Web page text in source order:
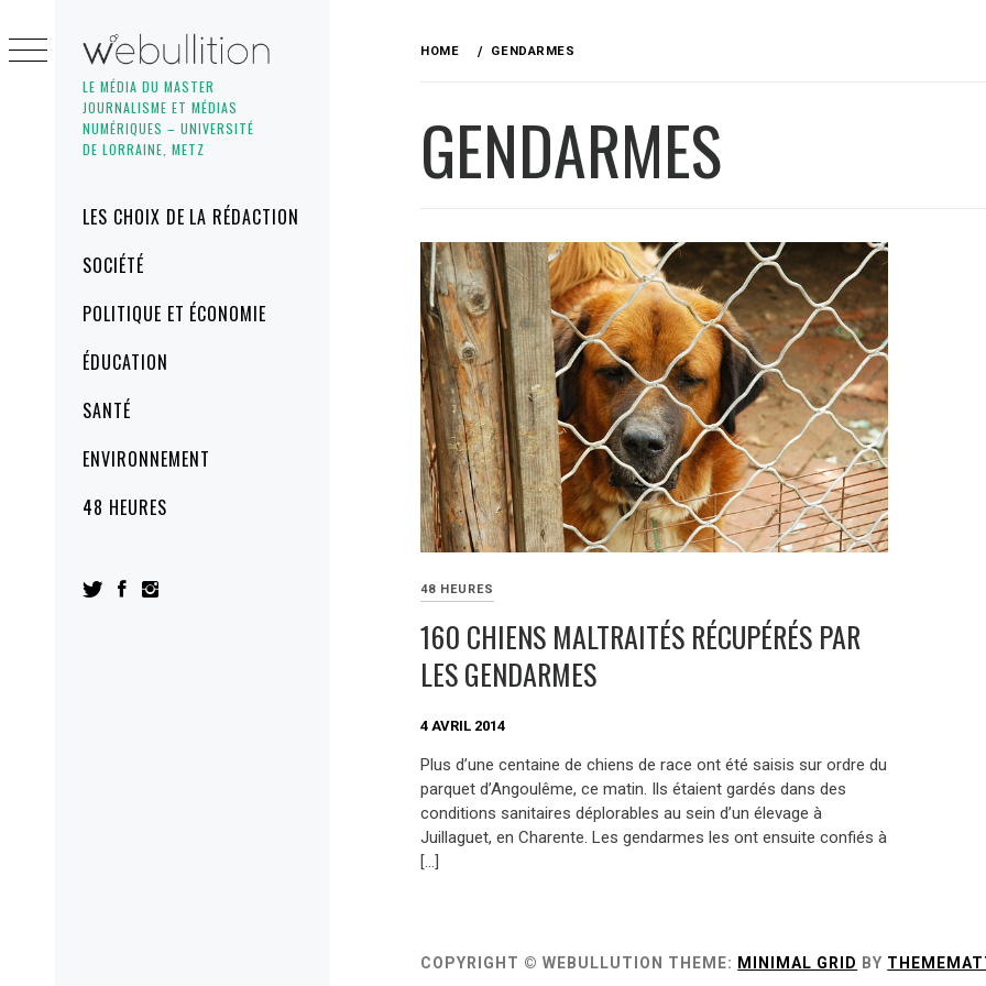
LE MÉDIA DU MASTER
JOURNALISME ET MÉDIAS
NUMÉRIQUES – UNIVERSITÉ
DE LORRAINE, METZ
MenuLES CHOIX DE LA RÉDACTION
SOCIÉTÉ
POLITIQUE ET ÉCONOMIE
ÉDUCATION
SANTÉ
ENVIRONNEMENT
48 HEURES
to
content
HOME GENDARMES
GENDARMES
48 HEURES
160 CHIENS MALTRAITÉS RÉCUPÉRÉS PAR
LES GENDARMES
4 AVRIL 2014
Plus d’une centaine de chiens de race ont été saisis sur ordre du
parquet d’Angoulême, ce matin. Ils étaient gardés dans des
conditions sanitaires déplorables au sein d’un élevage à
Juillaguet, en Charente. Les gendarmes les ont ensuite confiés à
[…]
COPYRIGHT © WEBULLUTION THEME: MINIMAL GRID BY